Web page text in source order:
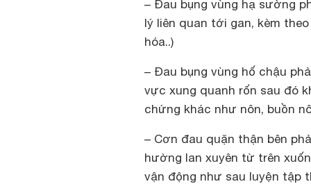
– Đau bụng vùng hạ sường
lý liên quan tới gan, kèm
hóa..)
– Đau bụng vùng hố chậu
vực xung quanh rốn sau đó
chứng khác như nôn, buồn
– Cơn đau quặn thận bên
hường lan xuyên từ trên
vận động như sau luyện tập